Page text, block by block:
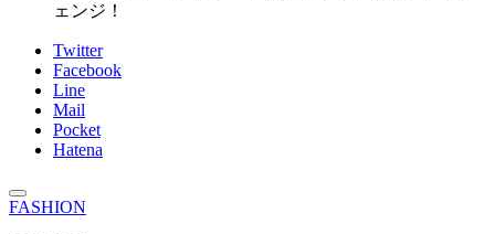
ェンジ！
Twitter
Facebook
Line
Mail
Pocket
Hatena
FASHION